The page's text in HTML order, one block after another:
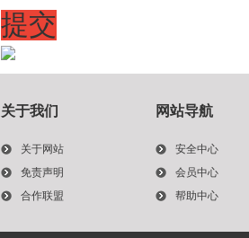
提交
关于我们
关于网站
免责声明
合作联盟
网站导航
安全中心
会员中心
帮助中心